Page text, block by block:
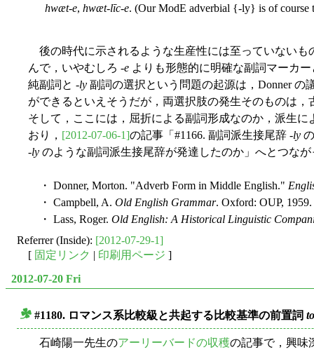
hwæt-e, hwæt-līc-e. (Our ModE adverbial {-ly} is of course
後の時代に示されるような生産性には至っていないも
んで，いやむしろ -e よりも形態的に明確な副詞マーカ
純副詞と -ly 副詞の選択という問題の起源は，Donner
ができるといえそうだが，両選択肢の発生そのものは
そして，ここには，屈折による副詞形成なのか，派生
おり， [2012-07-06-1]の記事「#1166. 副詞派生接尾辞 -ly
-ly のような副詞派生接尾辞が発達したのか」へとつな
・ Donner, Morton. "Adverb Form in Middle English."
・ Campbell, A. Old English Grammar. Oxford: OUP, 1959.
・ Lass, Roger. Old English: A Historical Linguistic
Referrer (Inside): [2012-07-29-1]
[ 固定リンク | 印刷用ページ ]
2012-07-20 Fri
#1180. ロマンス系比較級と共起する比較基準の前置詞 to
石崎陽一先生のアーリーバードの収穫の記事で，興味